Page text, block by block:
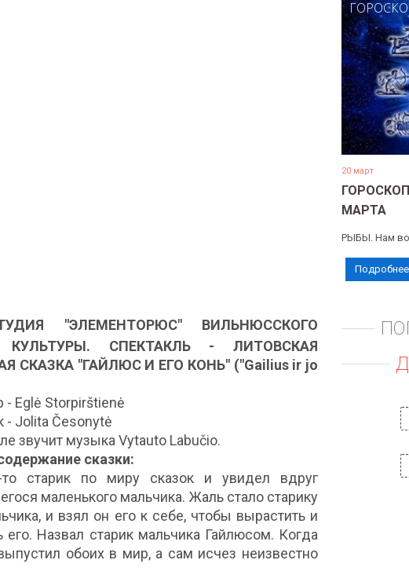
"ЭЛЕМЕНТОРЮС" ВИЛЬНЮССКОГО
КУЛЬТУРЫ. СПЕКТАКЛЬ - ЛИТОВСКАЯ
СКАЗКА "ГАЙЛЮС И ЕГО КОНЬ" ("Gailius ir jo
- Eglė Storpirštienė
- Jolita Česonytė
звучит музыка Vytauto Labučio.
сказки:
старик по миру сказок и увидел вдруг
маленького мальчика. Жаль стало старику
и взял он его к себе, чтобы вырастить и
его. Назвал старик мальчика Гайлюсом. Когда
обоих в мир, а сам исчез неизвестно
20 март
МАРТА
РЫБЫ. Нам
Подробнее